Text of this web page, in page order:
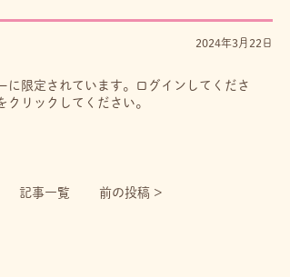
2024年3月22日
に限定されています。ログインしてくださ
クリックしてください。
記事一覧 前の投稿 >